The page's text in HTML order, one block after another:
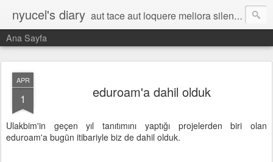
nyucel's diary aut tace aut loquere meliora silentio
Ana Sayfa
APR
1 eduroam'a dahil olduk
Ulakbim'in geçen yıl tanıtımını yaptığı projelerden biri olan
eduroam'a bugün itibariyle biz de dahil olduk.